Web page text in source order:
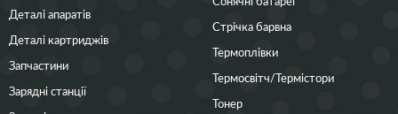
Деталі апаратів
Деталі картриджів
Запчастини
Зарядні станції
Стрічка барвна
Термоплівки
Термосвітч/Термістори
Тонер